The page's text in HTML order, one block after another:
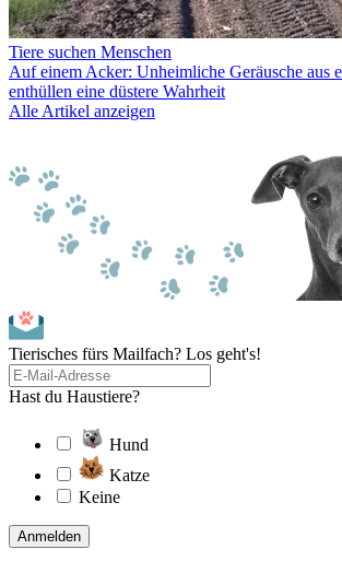
Tiere suchen Menschen
Auf einem Acker: Unheimliche Geräusche aus
enthüllen eine düstere Wahrheit
Alle Artikel anzeigen
Tierisches fürs Mailfach? Los geht's!
Hast du Haustiere?
Hund
Katze
Keine
Anmelden